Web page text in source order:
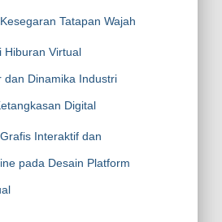
Tatapan Wajah
Hiburan Virtual
dan Dinamika Industri
Digital
Interaktif dan
pada Desain Platform